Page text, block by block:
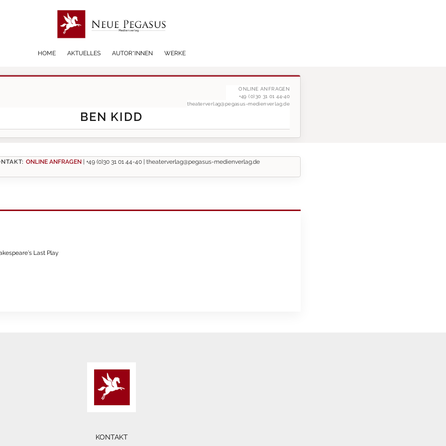
HOME AKTUELLES AUTOR*INNEN WERKE
ONLINE ANFRAGEN
+49 (0)30 31 01 44-40
theaterverlag@pegasus-medienverlag.de
BEN KIDD
ONLINE ANFRAGEN |+49 (0)30 31 01 44-40 |theaterverlag@pegasus-medienverlag.de
Last Play
KONTAKT